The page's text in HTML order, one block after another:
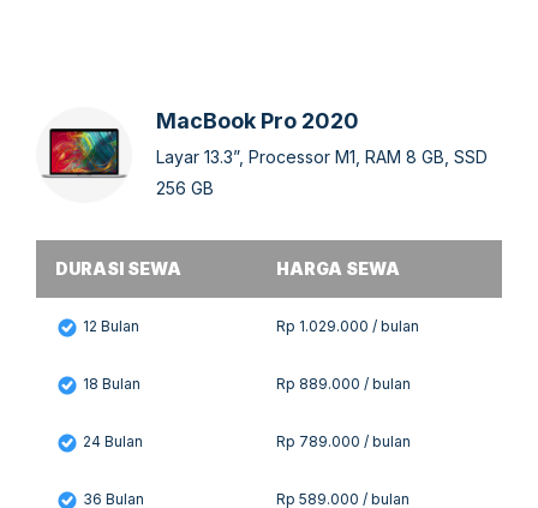
MacBook Pro 2020
Layar 13.3”, Processor M1, RAM 8 GB, SSD
256 GB
DURASI SEWA HARGA SEWA
12 Bulan Rp 1.029.000 / bulan
18 Bulan Rp 889.000 / bulan
24 Bulan Rp 789.000 / bulan
36 Bulan Rp 589.000 / bulan